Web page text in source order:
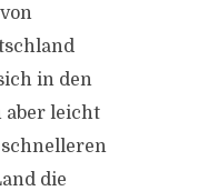
in den
aber leicht
die